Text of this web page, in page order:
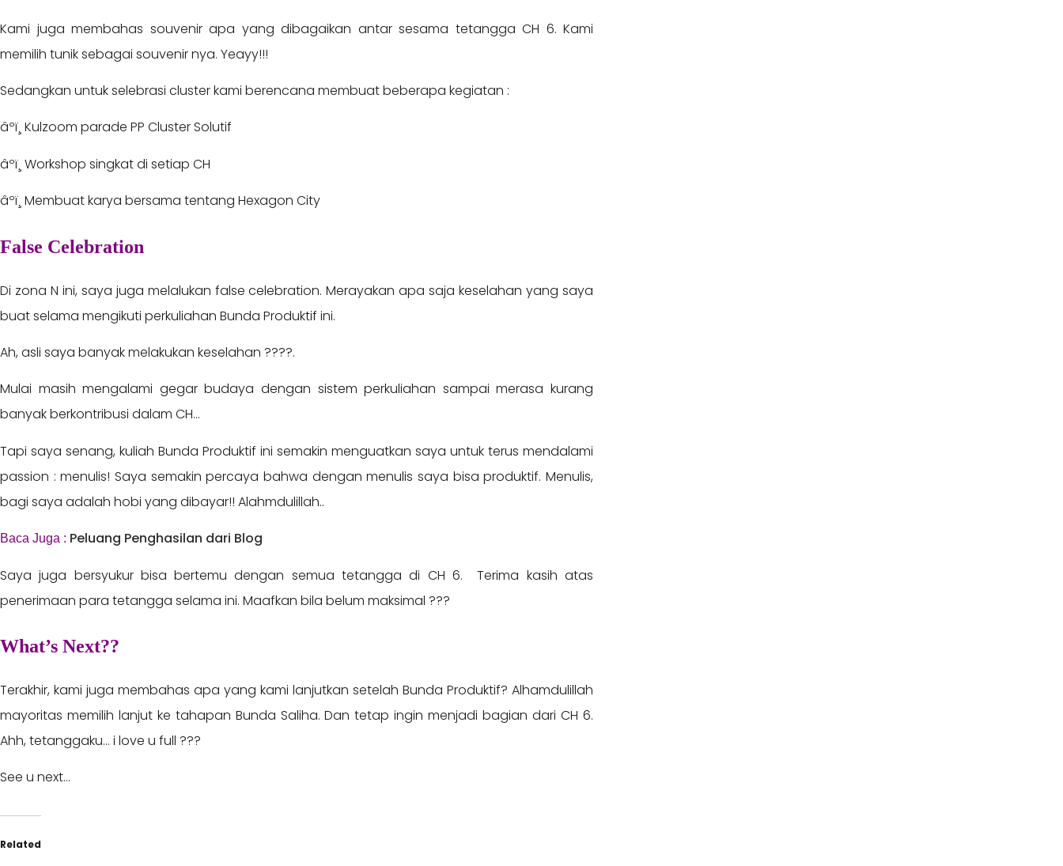
Kami juga membahas souvenir apa yang dibagaikan antar sesama tetangga CH 6. Kami
memilih tunik sebagai souvenir nya. Yeayy!!!
Sedangkan untuk selebrasi cluster kami berencana membuat beberapa kegiatan :
âºï¸ Kulzoom parade PP Cluster Solutif
âºï¸ Workshop singkat di setiap CH
âºï¸ Membuat karya bersama tentang Hexagon City
False Celebration
Di zona N ini, saya juga melalukan false celebration. Merayakan apa saja keselahan yang saya
buat selama mengikuti perkuliahan Bunda Produktif ini.
Ah, asli saya banyak melakukan keselahan ????.
Mulai masih mengalami gegar budaya dengan sistem perkuliahan sampai merasa kurang
banyak berkontribusi dalam CH…
Tapi saya senang, kuliah Bunda Produktif ini semakin menguatkan saya untuk terus mendalami
passion : menulis! Saya semakin percaya bahwa dengan menulis saya bisa produktif. Menulis,
bagi saya adalah hobi yang dibayar!! Alahmdulillah..
Baca Juga : Peluang Penghasilan dari Blog
Saya juga bersyukur bisa bertemu dengan semua tetangga di CH 6. Terima kasih atas
penerimaan para tetangga selama ini. Maafkan bila belum maksimal ???
What’s Next??
Terakhir, kami juga membahas apa yang kami lanjutkan setelah Bunda Produktif? Alhamdulillah
mayoritas memilih lanjut ke tahapan Bunda Saliha. Dan tetap ingin menjadi bagian dari CH 6.
Ahh, tetanggaku… i love u full ???
See u next…
Related